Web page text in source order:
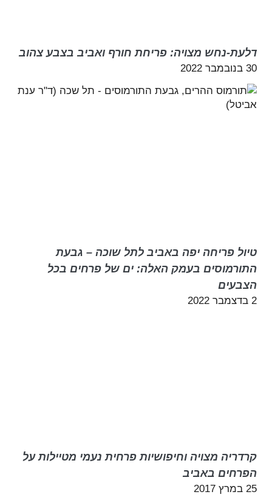
דלעת-נחש מצויה: פריחת חורף ואביב בצבע צהוב
30 בנובמבר 2022
טיול פריחה יפה באביב לתל שוכה – גבעת
התורמוסים בעמק האלה: ים של פרחים בכל
הצבעים
2 בדצמבר 2022
קרדריה מצויה וחיפושיות פרחית נעמי מטיילות על
הפרחים באביב
25 במרץ 2017